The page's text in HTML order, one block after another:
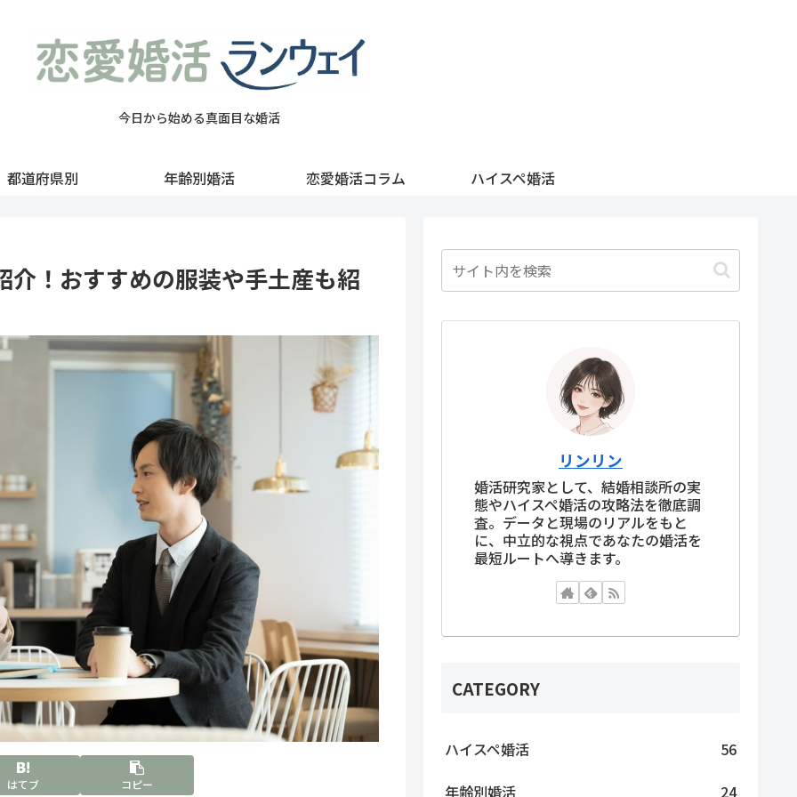
今日から始める真面目な婚活
都道府県別 年齢別婚活 恋愛婚活コラム ハイスペ婚活
！おすすめの服装や手土産も紹
はてブ コピー
リンリン
婚活研究家として、結婚相談所の実
態やハイスペ婚活の攻略法を徹底調
査。データと現場のリアルをもと
に、中立的な視点であなたの婚活を
最短ルートへ導きます。
CATEGORY
ハイスペ婚活
56
年齢別婚活
24